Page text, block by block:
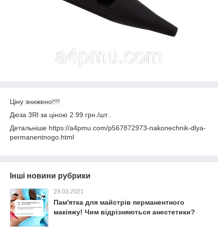
Ціну знижено!!!!
Дюза 3Rl за ціною 2.99 грн./шт .
Детальніше https://a4pmu.com/p567872973-nakonechnik-dlya-
permanentnogo.html
Інші новини рубрики
29.03.2021
Пам'ятка для майстрів перманентного
макіяжу! Чим відрізняються анестетики?